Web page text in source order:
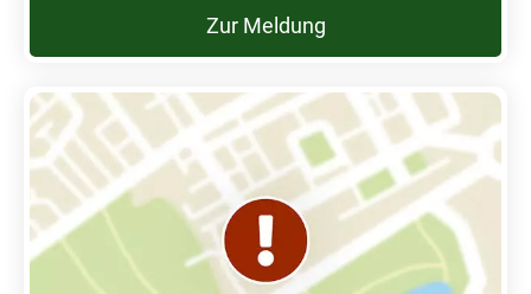
Zur Meldung